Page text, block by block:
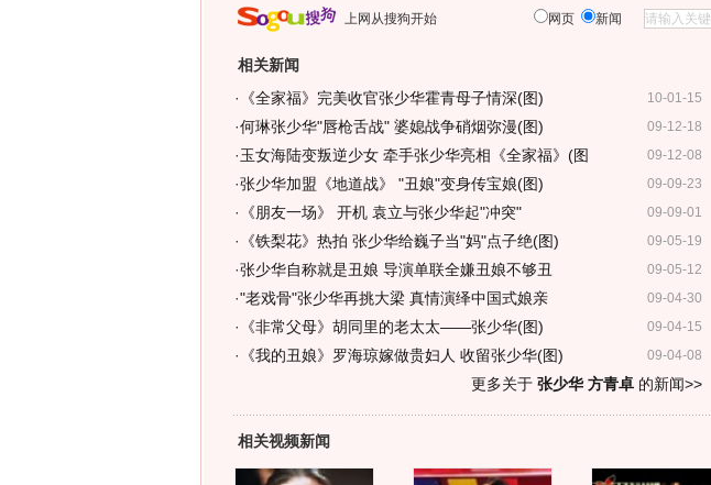
上网从搜狗开始 网页 新闻
相关新闻
10-01-15
· 《全家福》完美收官张少华霍青母子情深(图)
09-12-18
·何琳张少华"唇枪舌战" 婆媳战争硝烟弥漫(图)
09-12-08
·玉女海陆变叛逆少女 牵手张少华亮相《全家福》(图
09-09-23
·张少华加盟《地道战》 "丑娘"变身传宝娘(图)
09-09-01
· 《朋友一场》 开机 袁立与张少华起"冲突"
09-05-19
· 《铁梨花》热拍 张少华给巍子当"妈"点子绝(图)
09-05-12
·张少华自称就是丑娘 导演单联全嫌丑娘不够丑
09-04-30
·"老戏骨"张少华再挑大梁 真情演绎中国式娘亲
09-04-15
· 《非常父母》胡同里的老太太——张少华(图)
09-04-08
· 《我的丑娘》罗海琼嫁做贵妇人 收留张少华(图)
更多关于 张少华 方青卓的新闻>>
相关视频新闻